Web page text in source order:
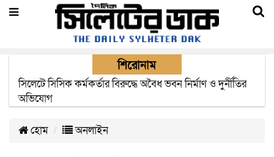
শিরোনাম
২২ ঘণ্টা পর ত্রুটি সেরে জেদ্দার উদ্দেশ্যে ছাড়লো বিমানের ফ্লাইট
হোম অনলাইন